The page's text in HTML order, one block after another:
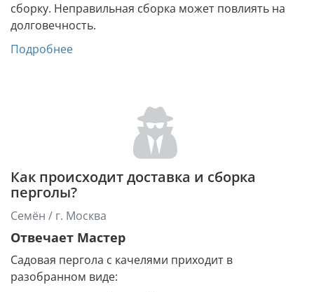
сборку. Неправильная сборка может повлиять на
долговечность.
Подробнее
Как происходит доставка и сборка
перголы?
Семён / г. Москва
Отвечает Мастер
Садовая пергола с качелями приходит в
разобранном виде: